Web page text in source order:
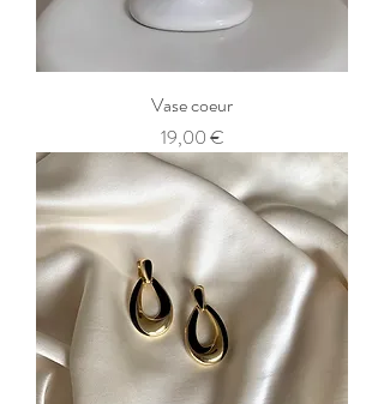
Vase coeur
Prix
19,00 €